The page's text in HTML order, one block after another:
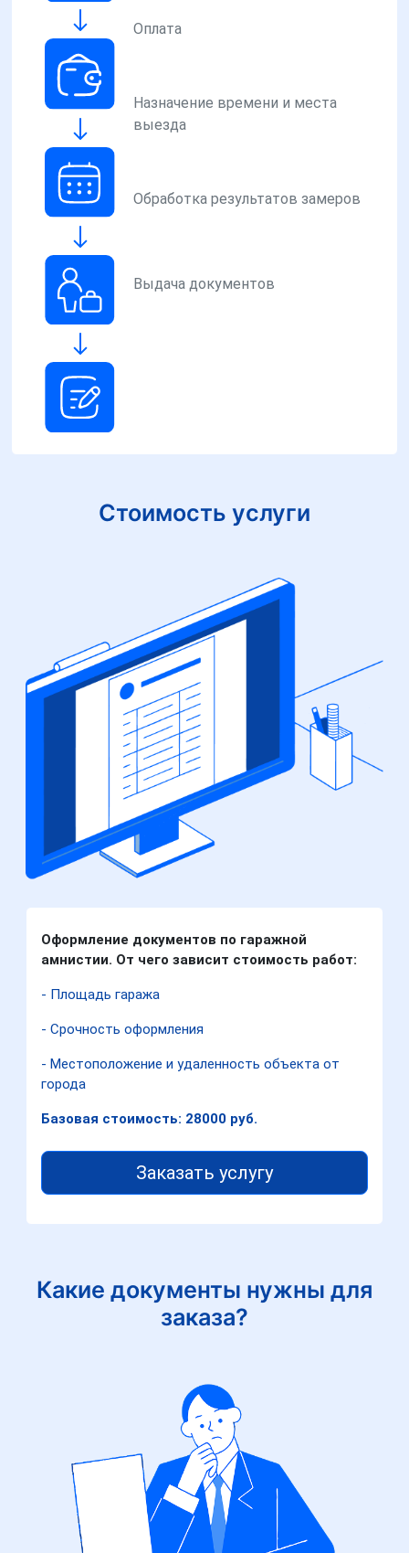
Оплата
Назначение времени и места
выезда
Обработка результатов замеров
Выдача документов
Стоимость услуги
Оформление документов по гаражной
амнистии. От чего зависит стоимость работ:
- Площадь гаража
- Срочность оформления
- Местоположение и удаленность объекта от
города
Базовая стоимость: 28000 руб.
Заказать услугу
Какие документы нужны для
заказа?